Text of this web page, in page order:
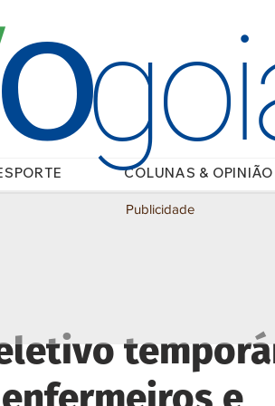
COLUNAS & OPINIÃO
Publicidade